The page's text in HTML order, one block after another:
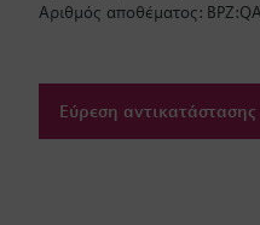
Αριθμός αποθέματος:
Εύρεση αντικατάστασης